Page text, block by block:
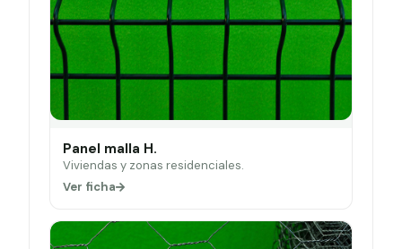
Panel malla H.
Viviendas y zonas residenciales.
Ver ficha